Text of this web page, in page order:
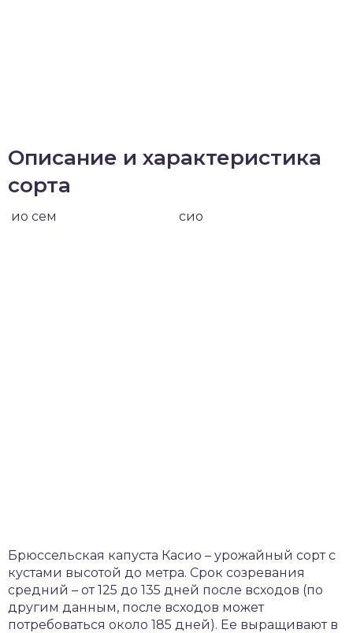
Описание и характеристика
сорта
Брюссельская капуста Касио – урожайный сорт с
кустами высотой до метра. Срок созревания
средний – от 125 до 135 дней после всходов (по
другим данным, после всходов может
потребоваться около 185 дней). Ее выращивают в